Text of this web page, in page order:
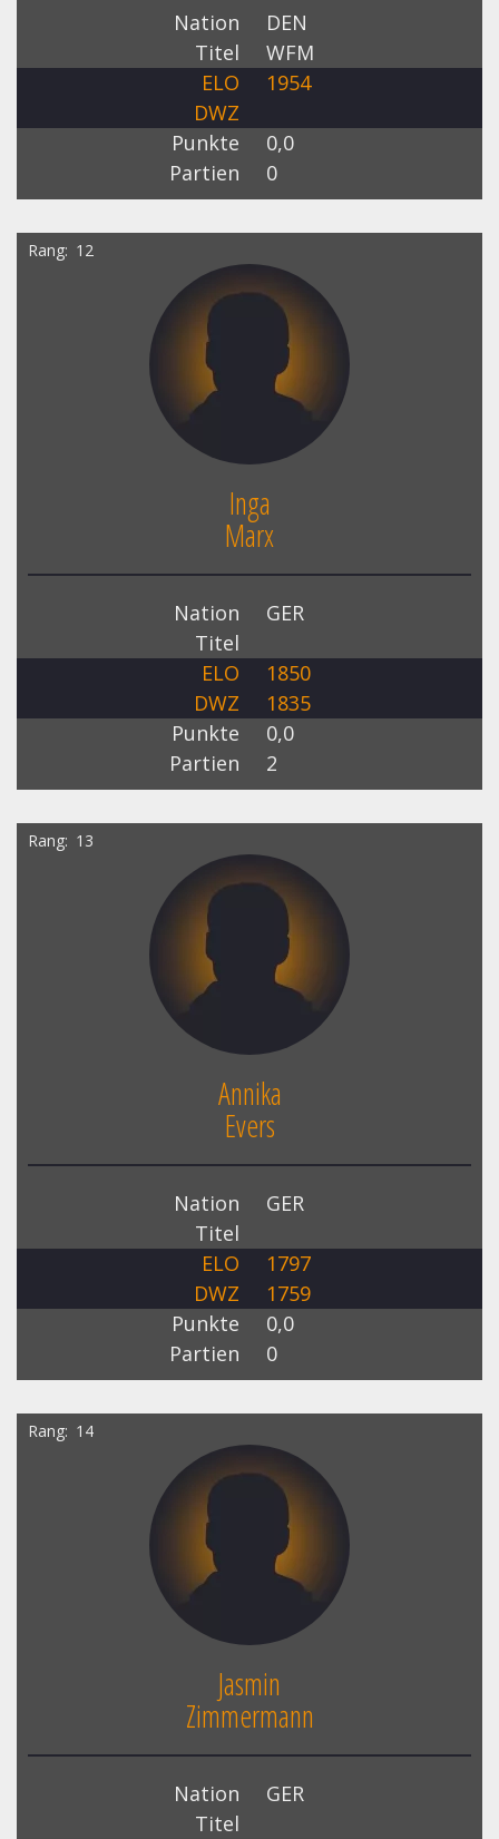
Nation
DEN
Titel
WFM
ELO
1954
DWZ
Punkte
0,0
Partien
0
Rang 12
Inga
Marx
Nation
GER
Titel
ELO
1850
DWZ
1835
Punkte
0,0
Partien
2
Rang 13
Annika
Evers
Nation
GER
Titel
ELO
1797
DWZ
1759
Punkte
0,0
Partien
0
Rang 14
Jasmin
Zimmermann
Nation
GER
Titel